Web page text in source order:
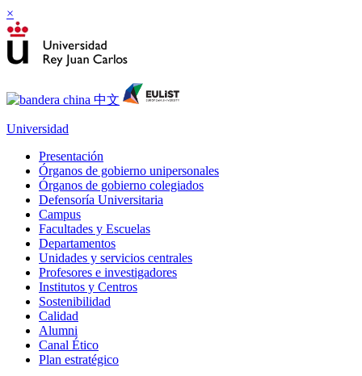
×
Universidad
Presentación
Órganos de gobierno unipersonales
Órganos de gobierno colegiados
Defensoría Universitaria
Campus
Facultades y Escuelas
Departamentos
Unidades y servicios centrales
Profesores e investigadores
Institutos y Centros
Sostenibilidad
Calidad
Alumni
Canal Ético
Plan estratégico